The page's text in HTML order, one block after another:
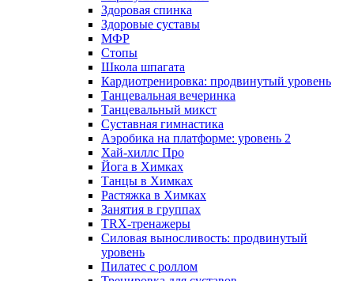
Здоровая спинка
Здоровые суставы
МФР
Стопы
Школа шпагата
Кардиотренировка: продвинутый уровень
Танцевальная вечеринка
Танцевальный микст
Суставная гимнастика
Аэробика на платформе: уровень 2
Хай-хиллс Про
Йога в Химках
Танцы в Химках
Растяжка в Химках
Занятия в группах
TRX-тренажеры
Силовая выносливость: продвинутый
уровень
Пилатес с роллом